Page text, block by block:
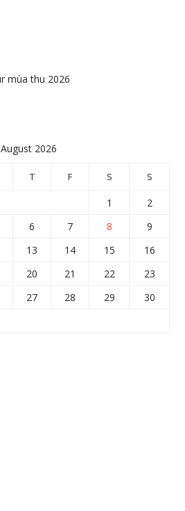
August 2026
T F S S
1
2
6 7 8
9
13 14 15
16
20 21 22
23
27 28 29
30